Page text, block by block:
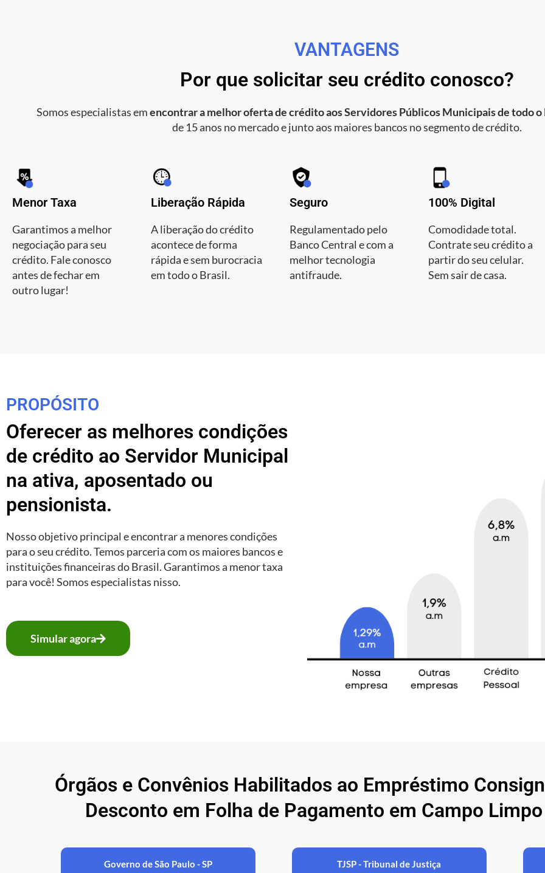
VANTAGENS
Por que solicitar seu crédito conosco?
Somos especialistas emencontrar a melhor oferta de crédito aos Servidores Públicos Municipais de todo o
de 15 anos no mercado e junto aos maiores bancos no segmento de crédito.
Menor Taxa
Garantimos a melhor
negociação para seu
crédito. Fale conosco
antes de fechar em
outro lugar!
Liberação Rápida
A liberação do crédito
acontece de forma
rápida e sem burocracia
em todo o Brasil.
Seguro
Regulamentado pelo
Banco Central e com a
melhor tecnologia
antifraude.
100% Digital
Comodidade total.
Contrate seu crédito a
partir do seu celular.
Sem sair de casa.
PROPÓSITO
Oferecer as melhores condições
de crédito ao Servidor Municipal
na ativa, aposentado ou
pensionista.
Nosso objetivo principal e encontrar a menores condições
para o seu crédito. Temos parceria com os maiores bancos e
instituições financeiras do Brasil. Garantimos a menor taxa
para você! Somos especialistas nisso.
Simular agora
Órgãos e Convênios Habilitados ao Empréstimo
Desconto em Folha de Pagamento em Campo
Governo de São Paulo - SP TJSP - Tribunal de Justiça